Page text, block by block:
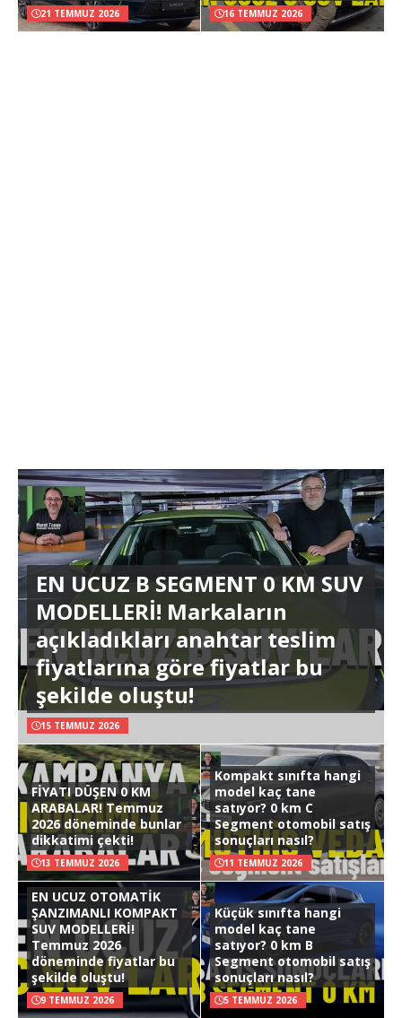
21 TEMMUZ 2026 16 TEMMUZ 2026
EN UCUZ B SEGMENT 0 KM SUV
MODELLERİ! Markaların
açıkladıkları anahtar teslim
fiyatlarına göre fiyatlar bu
şekilde oluştu!
15 TEMMUZ 2026
FİYATI DÜŞEN 0 KM
ARABALAR! Temmuz
2026 döneminde bunlar
dikkatimi çekti!
13 TEMMUZ 2026
Kompakt sınıfta hangi
model kaç tane
satıyor? 0 km C
Segment otomobil satış
sonuçları nasıl?
11 TEMMUZ 2026
EN UCUZ OTOMATİK
ŞANZIMANLI KOMPAKT
SUV MODELLERİ!
Temmuz 2026
döneminde fiyatlar bu
şekilde oluştu!
9 TEMMUZ 2026
Küçük sınıfta hangi
model kaç tane
satıyor? 0 km B
Segment otomobil satış
sonuçları nasıl?
5 TEMMUZ 2026